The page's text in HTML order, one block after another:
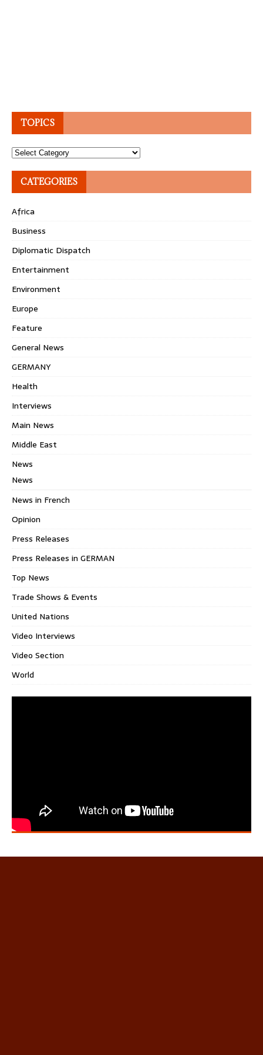
TOPICS
Topics
CATEGORIES
Africa
Business
Diplomatic Dispatch
Entertainment
Environment
Europe
Feature
General News
GERMANY
Health
Interviews
Main News
Middle East
News
News
News in French
Opinion
Press Releases
Press Releases in GERMAN
Top News
Trade Shows & Events
United Nations
Video Interviews
Video Section
World